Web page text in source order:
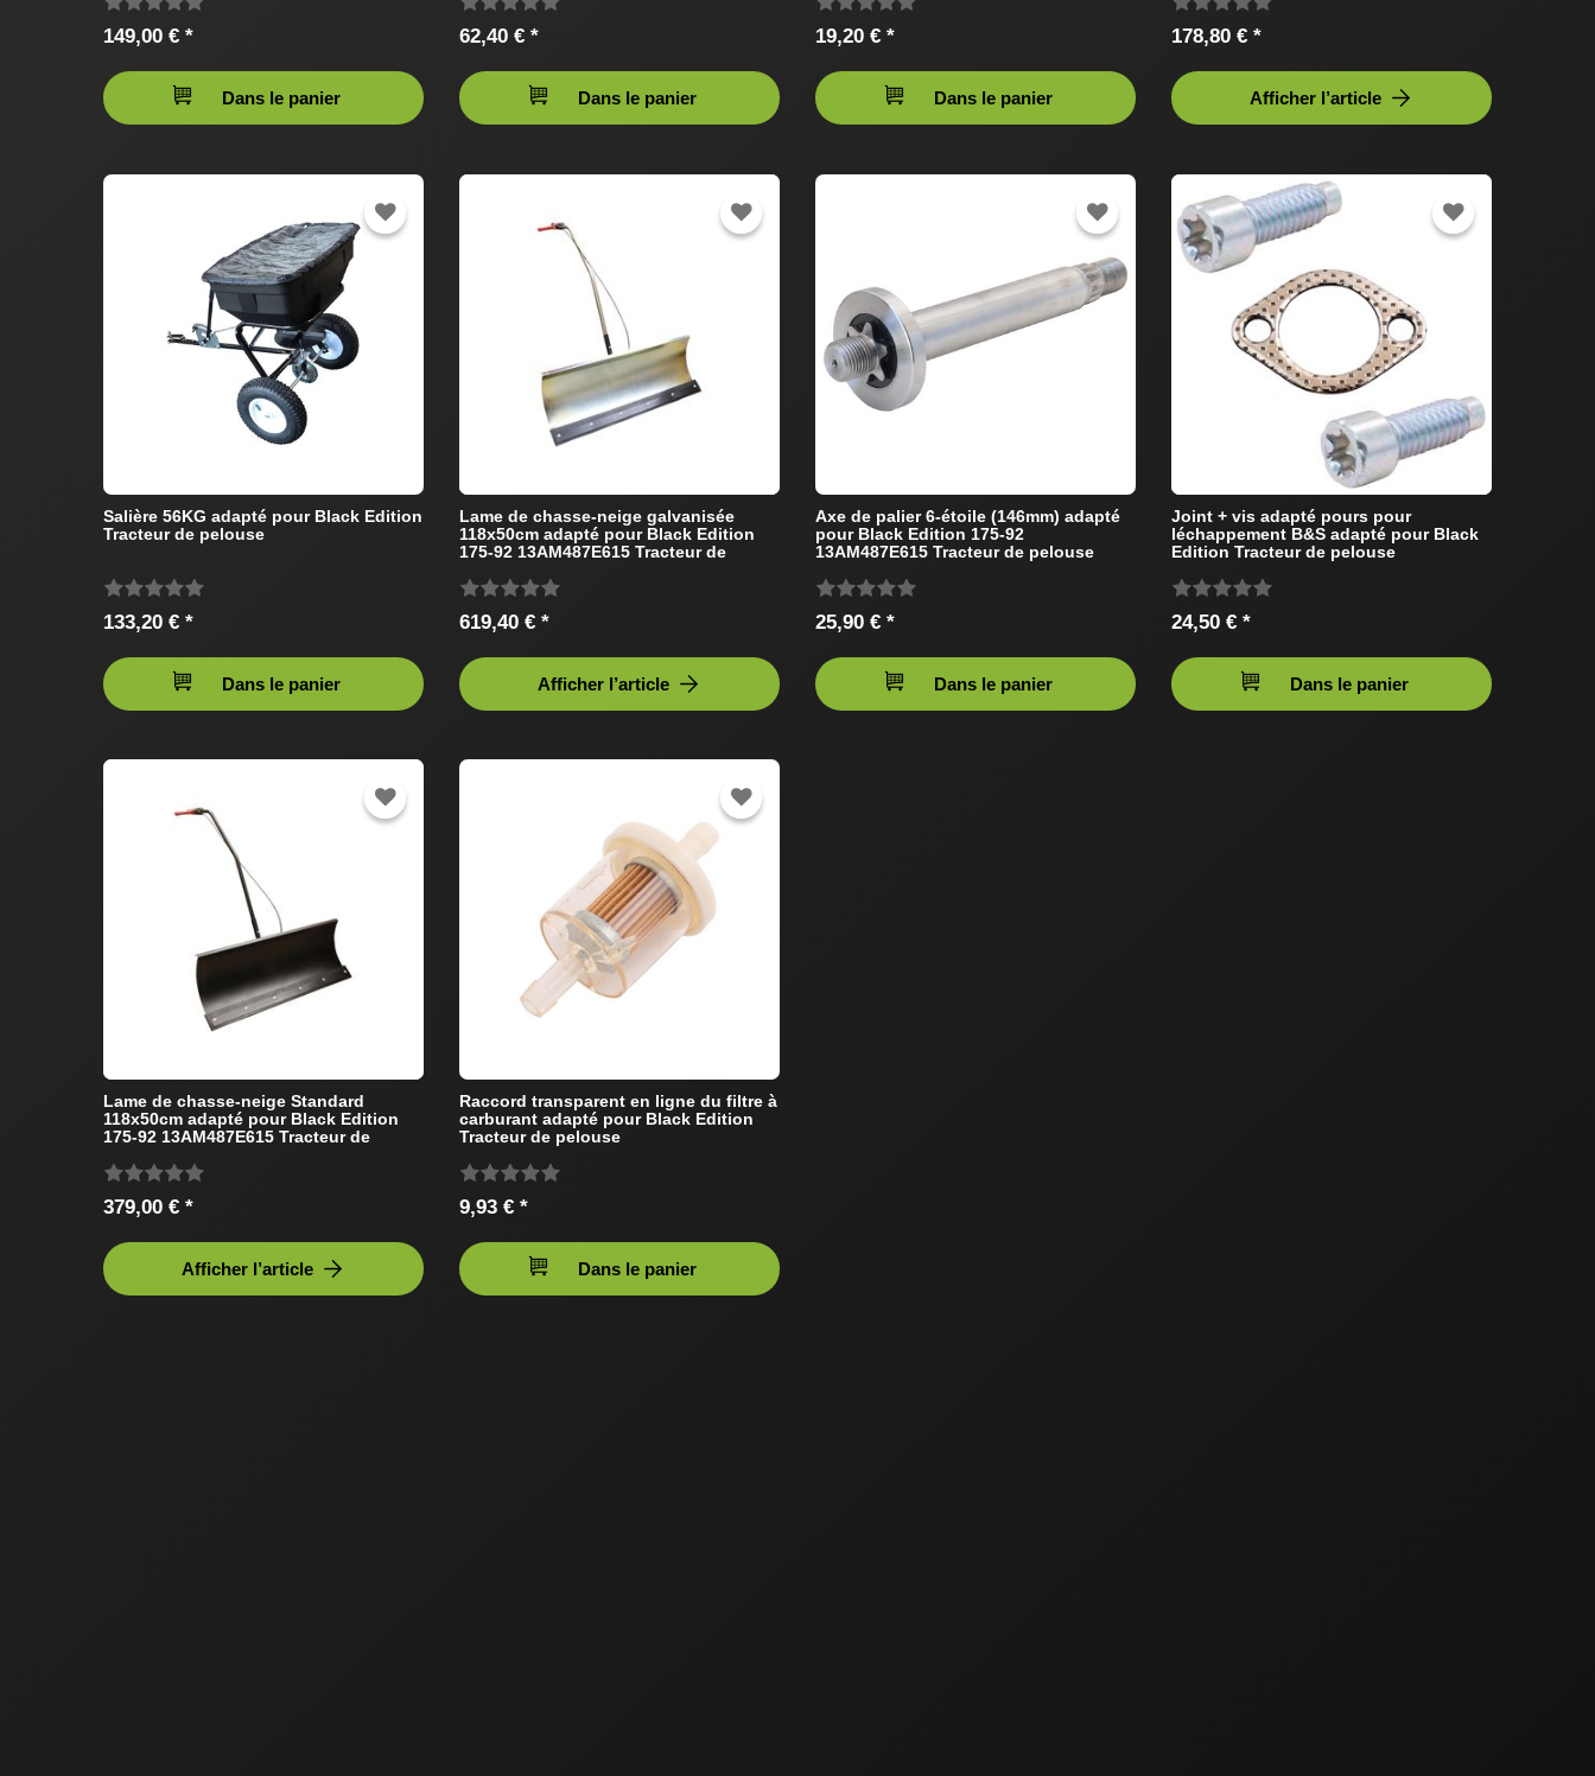
149,00 € *
Dans le panier
62,40 € *
Dans le panier
19,20 € *
Dans le panier
178,80 € *
Afficher l’article
Salière 56KG adapté pour Black Edition
Tracteur de pelouse
133,20 € *
Dans le panier
Lame de chasse-neige galvanisée
118x50cm adapté pour Black Edition
175-92 13AM487E615 Tracteur de
619,40 € *
Afficher l’article
Axe de palier 6-étoile (146mm) adapté
pour Black Edition 175-92
13AM487E615 Tracteur de pelouse
25,90 € *
Dans le panier
Joint + vis adapté pours pour
léchappement B&S adapté pour Black
Edition Tracteur de pelouse
24,50 € *
Dans le panier
Lame de chasse-neige Standard
118x50cm adapté pour Black Edition
175-92 13AM487E615 Tracteur de
379,00 € *
Afficher l’article
Raccord transparent en ligne du filtre à
carburant adapté pour Black Edition
Tracteur de pelouse
9,93 € *
Dans le panier